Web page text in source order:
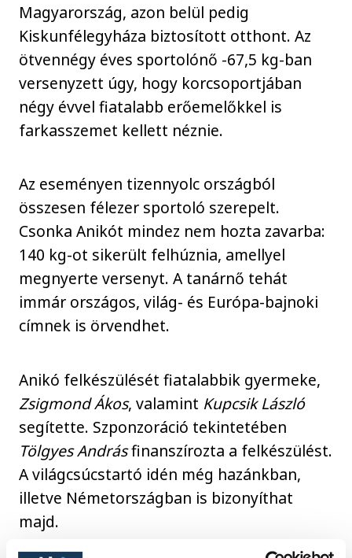
Magyarország, azon belül pedig
Kiskunfélegyháza biztosított otthont. Az
ötvennégy éves sportolónő -67,5 kg-ban
versenyzett úgy, hogy korcsoportjában
négy évvel fiatalabb erőemelőkkel is
farkasszemet kellett néznie.
Az eseményen tizennyolc országból
összesen félezer sportoló szerepelt.
Csonka Anikót mindez nem hozta zavarba:
140 kg-ot sikerült felhúznia, amellyel
megnyerte versenyt. A tanárnő tehát
immár országos, világ- és Európa-bajnoki
címnek is örvendhet.
Anikó felkészülését fiatalabbik gyermeke,
Zsigmond Ákos, valamint Kupcsik László
segítette. Szponzoráció tekintetében
Tölgyes Andrásfinanszírozta a felkészülést.
A világcsúcstartó idén még hazánkban,
illetve Németországban is bizonyíthat
majd.